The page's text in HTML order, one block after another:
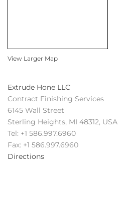
View Larger Map
Extrude Hone LLC
Contract Finishing Services
6145 Wall Street
Sterling Heights, MI 48312, USA
Tel: +1 586.997.6960
Fax: +1 586.997.6960
Directions